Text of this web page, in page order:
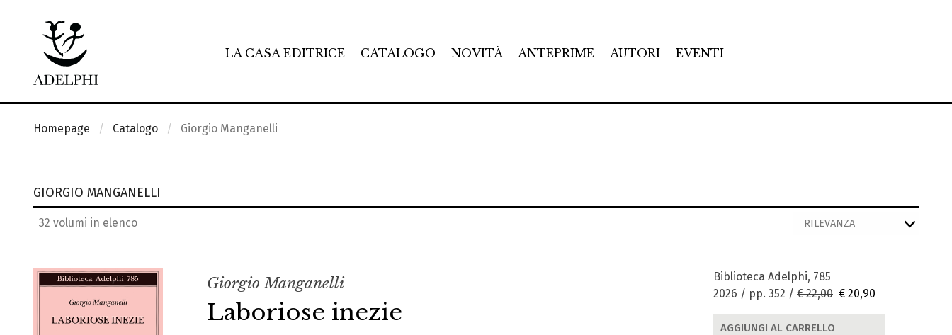
LA CASA EDITRICE CATALOGO NOVITÀ ANTEPRIME AUTORI EVENTI
Homepage Catalogo Giorgio Manganelli
GIORGIO MANGANELLI
32 volumi in elenco
Giorgio Manganelli
Laboriose inezie
Biblioteca Adelphi, 785
2026 / pp. 352 / € 22,00 € 20,90
AGGIUNGI AL CARRELLO